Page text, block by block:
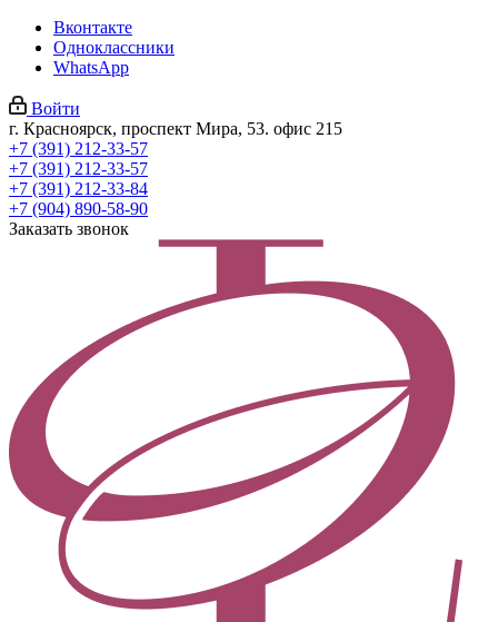
Вконтакте
Одноклассники
WhatsApp
Войти
г. Красноярск, проспект Мира, 53. офис 215
+7 (391) 212-33-57
+7 (391) 212-33-57
+7 (391) 212-33-84
+7 (904) 890-58-90
Заказать звонок